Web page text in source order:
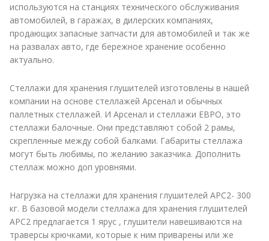
используются на станциях технического обслуживания
автомобилей, в гаражах, в дилерских компаниях,
продающих запасные запчасти для автомобилей и так же
на развалах авто, где бережное хранение особенно
актуально.
Стеллажи для хранения глушителей изготовлены в нашей
компании на основе стеллажей Арсенал и обычных
паллетных стеллажей. И Арсенал и стеллажи ЕВРО, это
стеллажи балочные. Они представляют собой 2 рамы,
скрепленные между собой балками. Габариты стеллажа
могут быть любимы, по желанию заказчика. Дополнить
стеллаж можно доп уровнями.
Нагрузка на стеллажи для хранения глушителей АРС2- 300
кг. В базовой модели стеллажа для хранения глушителей
АРС2 предлагается 1 ярус , глушители навешиваются на
траверсы крючками, которые к ним приварены или же